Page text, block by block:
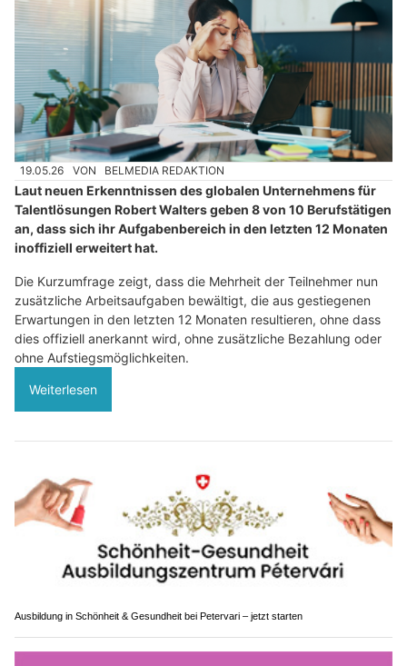
19.05.26 VON BELMEDIA REDAKTION
Laut neuen Erkenntnissen des globalen Unternehmens für
Talentlösungen Robert Walters geben 8 von 10 Berufstätigen
an, dass sich ihr Aufgabenbereich in den letzten 12 Monaten
inoffiziell erweitert hat.
Die Kurzumfrage zeigt, dass die Mehrheit der Teilnehmer nun
zusätzliche Arbeitsaufgaben bewältigt, die aus gestiegenen
Erwartungen in den letzten 12 Monaten resultieren, ohne dass
dies offiziell anerkannt wird, ohne zusätzliche Bezahlung oder
ohne Aufstiegsmöglichkeiten.
Weiterlesen
Ausbildung in Schönheit & Gesundheit bei Petervari – jetzt starten